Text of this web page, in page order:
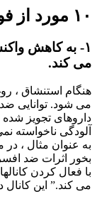
۱۰ مورد از فواید روغن کندر
۱- به کاهش
می کند.
هنگام استنشاق ،
می شود. توانایی
داروهای تجویز
آلودگی ناخواسته
می کند.” این